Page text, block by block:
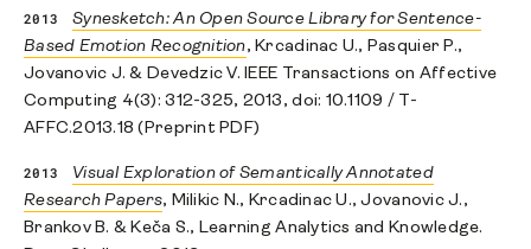
2013
Synesketch: An Open Source Library for Sentence-
Based Emotion Recognition, Krcadinac U., Pasquier P.,
Jovanovic J. & Devedzic V. IEEE Transactions on Affective
Computing 4(3): 312-325, 2013, doi: 10.1109 / T-
AFFC.2013.18 (Preprint PDF)
2013
Visual Exploration of Semantically Annotated
Research Papers, Milikic N., Krcadinac U., Jovanovic J.,
Brankov B. & Keča S., Learning Analytics and Knowledge.